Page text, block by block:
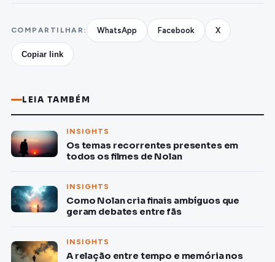
COMPARTILHAR: WhatsApp Facebook X
Copiar link
LEIA TAMBÉM
INSIGHTS
Os temas recorrentes presentes em
todos os filmes de Nolan
INSIGHTS
Como Nolan cria finais ambíguos que
geram debates entre fãs
INSIGHTS
A relação entre tempo e memória nos